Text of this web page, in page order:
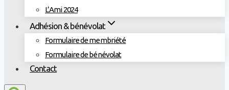
L’Ami 2024
Adhésion & bénévolat
Formulaire de membriété
Formulaire de bénévolat
Contact